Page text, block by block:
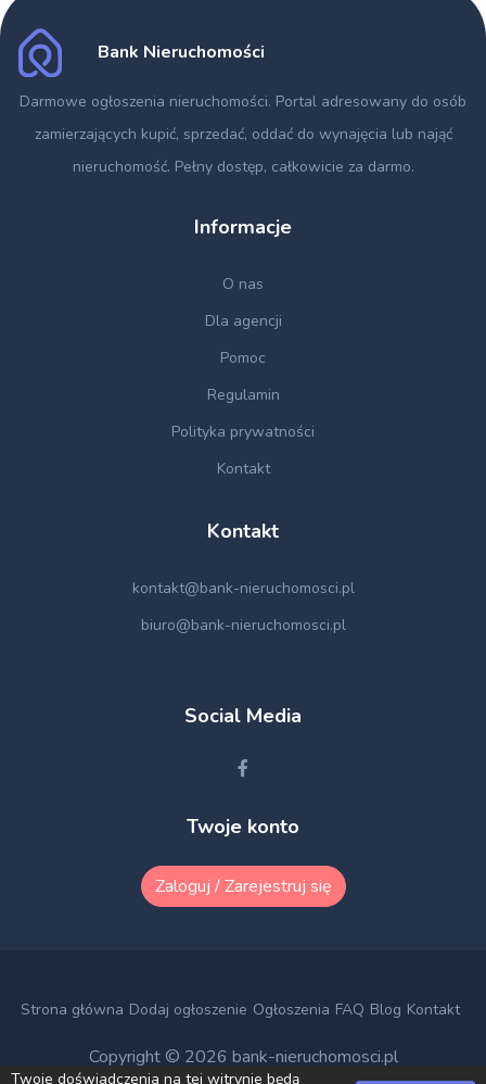
Bank Nieruchomości
Darmowe ogłoszenia nieruchomości. Portal adresowany do osób
zamierzających kupić, sprzedać, oddać do wynajęcia lub nająć
nieruchomość. Pełny dostęp, całkowicie za darmo.
Informacje
O nas
Dla agencji
Pomoc
Regulamin
Polityka prywatności
Kontakt
Kontakt
kontakt@bank-nieruchomosci.pl
biuro@bank-nieruchomosci.pl
Social Media
Twoje konto
Zaloguj / Zarejestruj się
Strona główna Dodaj ogłoszenie Ogłoszenia FAQ Blog Kontakt
Copyright © 2026 bank-nieruchomosci.pl
Twoje doświadczenia na tej witrynie będą